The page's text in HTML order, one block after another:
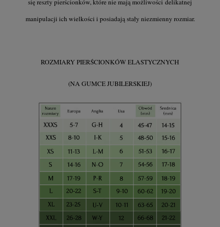
manipulacji ich wielkości i posiadają stały niezmienny rozmiar.
ROZMIARY PIERŚCIONKÓW ELASTYCZNYCH
(NA GUMCE JUBILERSKIEJ)